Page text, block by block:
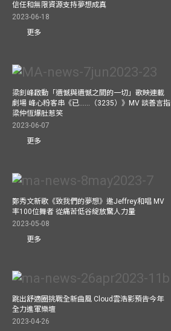
信任和無限資源支持夢想成真
2023-06-18
更多
梁釗峰啟動「遺憾與遺憾之間的一切」歌映連載
劇場 峰心粉客串《已……（3235）》MV 談善言指
梁仲恆爆肚惹笑
2023-06-07
更多
鄭秀文新歌《致我們的夢想》邀Jeffrey和唱 MV
率100位舞者 從痛苦低谷綻放驚人力量
2023-05-08
更多
跳出舒適圈挑戰全新曲風 Cloud雲浩影預告今年
全力進軍樂壇
2023-04-26